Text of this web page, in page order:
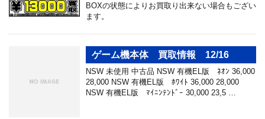
BOXの状態によりお買取り出来ない場合もござい
ます。
ゲーム機本体 買取情報 12/16
NSW 未使用 中古品 NSW 有機EL版 ﾈｵﾝ 36,000
28,000 NSW 有機EL版 ﾎﾜｲﾄ 36,000 28,000
NSW 有機EL版 ﾏｲﾆﾝﾃﾝﾄﾞｰ 30,000 23,5 …